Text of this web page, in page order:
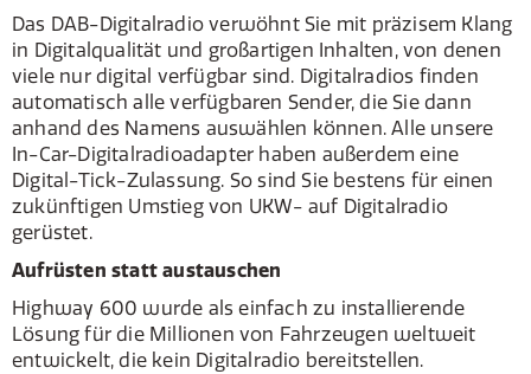
Das DAB-Digitalradio verwöhnt Sie mit präzisem Klang
in Digitalqualität und großartigen Inhalten, von denen
viele nur digital verfügbar sind. Digitalradios finden
automatisch alle verfügbaren Sender, die Sie dann
anhand des Namens auswählen können. Alle unsere
In-Car-Digitalradioadapter haben außerdem eine
Digital-Tick-Zulassung. So sind Sie bestens für einen
zukünftigen Umstieg von UKW- auf Digitalradio
gerüstet.
Aufrüsten statt austauschen
Highway 600 wurde als einfach zu installierende
Lösung für die Millionen von Fahrzeugen weltweit
entwickelt, die kein Digitalradio bereitstellen.